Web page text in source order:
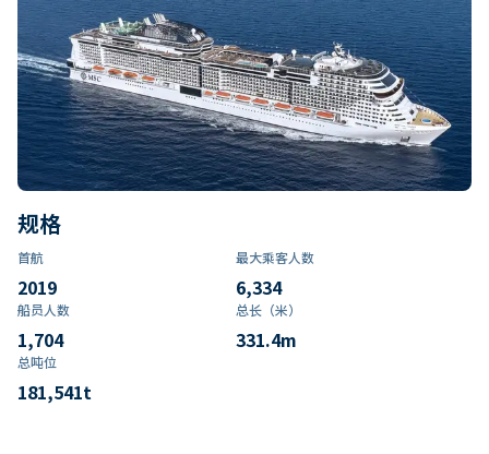
规格
首航
2019
最大乘客人数
6,334
船员人数
1,704
总长（米）
331.4m
总吨位
181,541t